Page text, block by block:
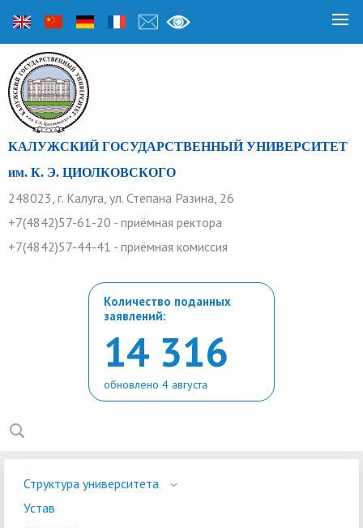
КАЛУЖСКИЙ ГОСУДАРСТВЕННЫЙ УНИВЕРСИТЕТ
им. К. Э. ЦИОЛКОВСКОГО
248023, г. Калуга, ул. Степана Разина, 26
+7(4842)57-61-20 - приёмная ректора
+7(4842)57-44-41 - приёмная комиссия
Количество поданных
заявлений:
14 316
обновлено 4 августа
Структура университета
Устав